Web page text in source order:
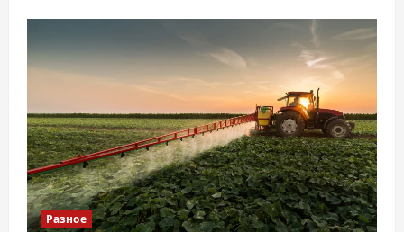
Разное